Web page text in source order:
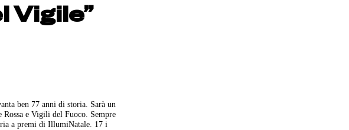
Vigile”
ben 77 anni di storia. Sarà un
e Vigili del Fuoco. Sempre
a premi di IllumiNatale. 17 i